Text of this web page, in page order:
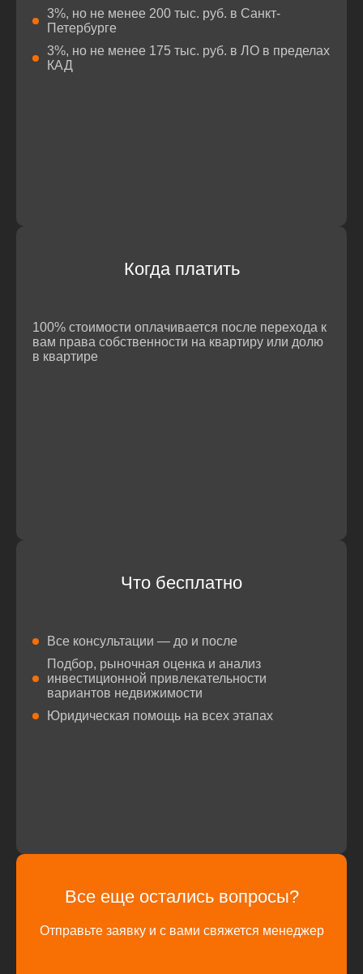
3%, но не менее 200 тыс. руб. в Санкт-
Петербурге
3%, но не менее 175 тыс. руб. в ЛО в пределах
КАД
Когда платить
100% стоимости оплачивается после перехода к
вам права собственности на квартиру или долю
в квартире
Что бесплатно
Все консультации — до и после
Подбор, рыночная оценка и анализ
инвестиционной привлекательности
вариантов недвижимости
Юридическая помощь на всех этапах
Все еще остались вопросы?
Отправьте заявку и с вами свяжется менеджер